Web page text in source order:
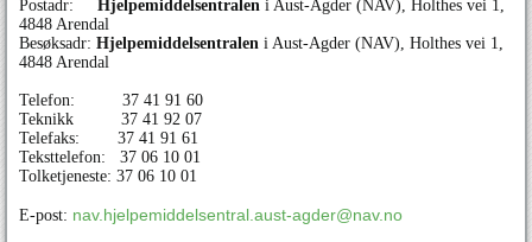
Postadr:Hjelpemiddelsentralen i Aust-Agder (NAV), Holthes vei 1,
4848 Arendal
Besøksadr:Hjelpemiddelsentralen i Aust-Agder (NAV), Holthes vei 1,
4848 Arendal
Telefon: 37 41 91 60
Teknikk 37 41 92 07
Telefaks: 37 41 91 61
Teksttelefon: 37 06 10 01
Tolketjeneste: 37 06 10 01
E-post: nav.hjelpemiddelsentral.aust-agder@nav.no